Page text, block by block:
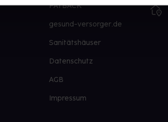
PAYBACK
gesund-versorger.de
Sanitätshäuser
Datenschutz
AGB
Impressum